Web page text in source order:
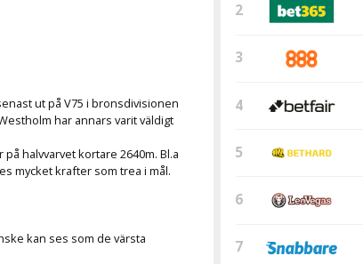
ut på V75 i bronsdivisionen
har annars varit väldigt
halvvarvet kortare 2640m. Bl.a
mycket krafter som trea i mål.
kan ses som de värsta
2
3
4
5
6
7